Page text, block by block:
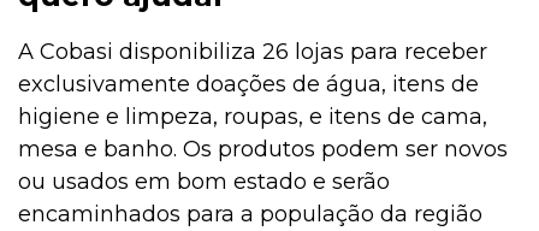
A Cobasi disponibiliza 26 lojas para receber
exclusivamente doações de água, itens de
higiene e limpeza, roupas, e itens de cama,
mesa e banho. Os produtos podem ser novos
ou usados em bom estado e serão
encaminhados para a população da região